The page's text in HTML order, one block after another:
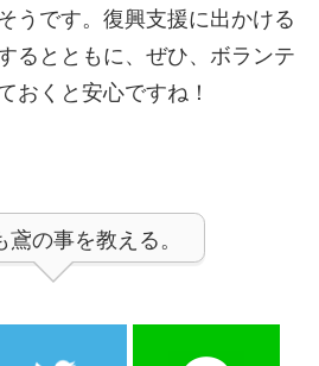
うです。復興支援に出かける
るとともに、ぜひ、ボランテ
おくと安心ですね！
の事を教える。